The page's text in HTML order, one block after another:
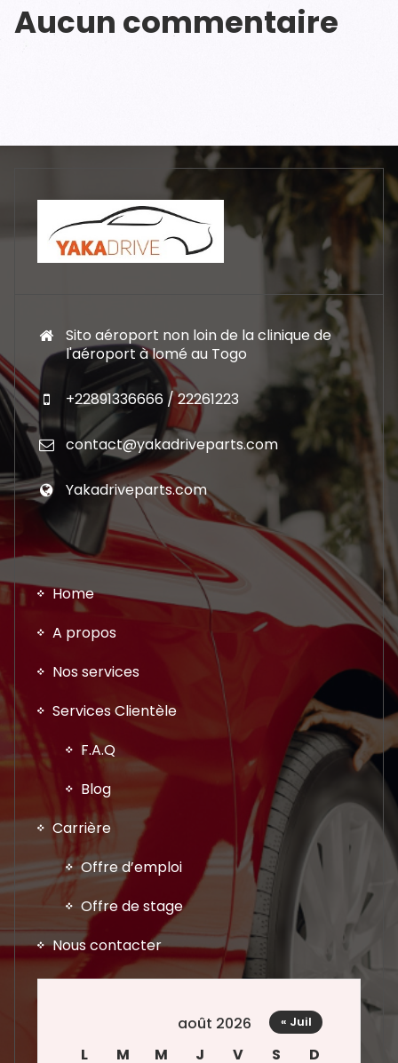
Aucun commentaire
Sito aéroport non loin de la clinique de
l'aéroport à lomé au Togo
+22891336666 / 22261223
contact@yakadriveparts.com
Yakadriveparts.com
Home
A propos
Nos services
Services Clientèle
F.A.Q
Blog
Carrière
Offre d’emploi
Offre de stage
Nous contacter
août 2026
L
M M J V S D
« Juil